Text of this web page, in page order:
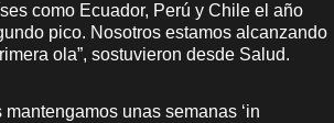
como Ecuador, Perú y Chile el año
pico. Nosotros estamos alcanzando
ola”, sostuvieron desde Salud.
unas semanas ‘in